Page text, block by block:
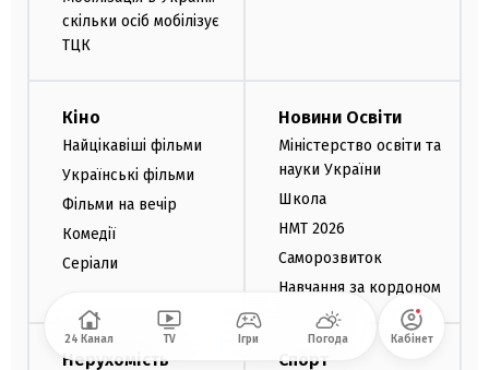
скільки осіб мобілізує
ТЦК
Кіно
Найцікавіші фільми
Українські фільми
Фільми на вечір
Комедії
Серіали
Новини Освіти
Міністерство освіти та
науки України
Школа
НМТ 2026
Саморозвиток
Навчання за кордоном
Нерухомість Спорт
24 Канал TV Ігри Погода Кабінет